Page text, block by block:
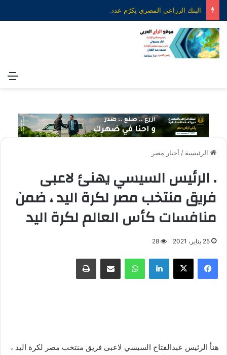
الرئيسية / أخبار مصر
. الرئيس السيسي يهنئ لاعبى
فريق منتخب مصر لكرة اليد ، ضمن
منافسات كأس العالم لكرة اليد
25 يناير، 2021 28
فيسبوك X لينكدإن واتساب مشاركة عبر البريد طباعة
هنأ الرئيس عبدالفتاح السيسي لاعبى فريق منتخب مصر لكرة اليد ،